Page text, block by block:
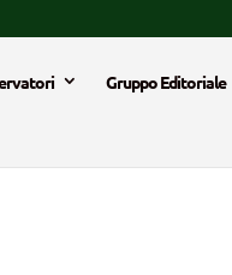
Gruppo Editoriale